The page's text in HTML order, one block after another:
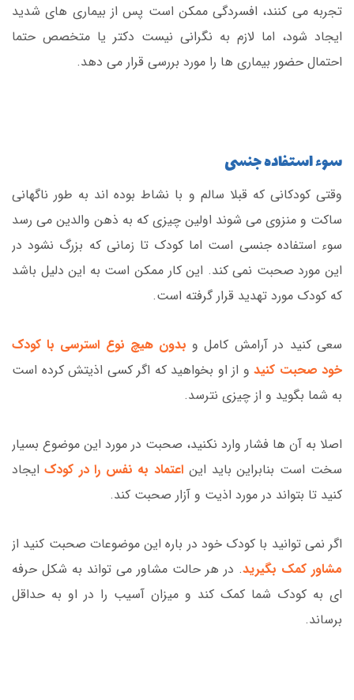
تجربه می کنند، افسردگی ممکن است پس از بیماری های شدید
ایجاد شود، اما لازم به نگرانی نیست دکتر یا متخصص حتما
احتمال حضور بیماری ها را مورد بررسی قرار می دهد.
سوء استفاده جنسی
وقتی کودکانی که قبلا سالم و با نشاط بوده اند به طور ناگهانی
ساکت و منزوی می شوند اولین چیزی که به ذهن والدین می رسد
سوء استفاده جنسی است اما کودک تا زمانی که بزرگ نشود در
این مورد صحبت نمی کند. این کار ممکن است به این دلیل باشد
که کودک مورد تهدید قرار گرفته است.
سعی کنید در آرامش کامل و بدون هیچ نوع استرسی با کودک
خود صحبت کنید و از او بخواهید که اگر کسی اذیتش کرده است
به شما بگوید و از چیزی نترسد.
اصلا به آن ها فشار وارد نکنید، صحبت در مورد این موضوع بسیار
سخت است بنابراین باید این اعتماد به نفس را در کودک ایجاد
کنید تا بتواند در مورد اذیت و آزار صحبت کند.
اگر نمی توانید با کودک خود در باره این موضوعات صحبت کنید از
مشاور کمک بگیرید. در هر حالت مشاور می تواند به شکل حرفه
ای به کودک شما کمک کند و میزان آسیب را در او به حداقل
برساند.